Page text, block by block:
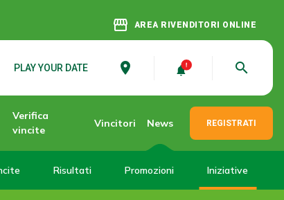
storefront AREA RIVENDITORI ONLINE
PLAY YOUR DATE place search
Verifica
vincite
Vincitori News REGISTRATI
Risultati Promozioni Iniziative